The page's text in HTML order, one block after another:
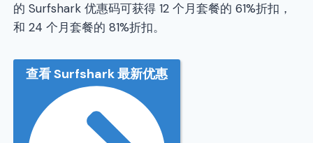
的 Surfshark 优惠码可获得 12 个月套餐的 61%折扣，
和 24 个月套餐的 81%折扣。
查看 Surfshark 最新优惠